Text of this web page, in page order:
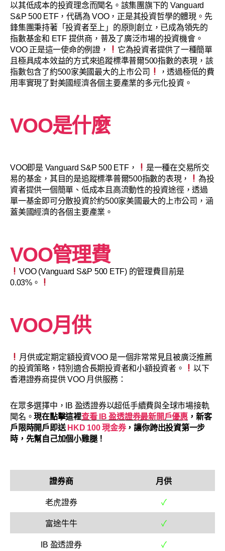
以其低成本的投資理念而聞名。該集團旗下的 Vanguard
S&P 500 ETF，代碼為 VOO，正是其投資哲學的體現。先
鋒集團秉持著「投資者至上」的原則創立，已成為領先的
指數基金和 ETF 提供商，普及了廣泛市場的投資機會。
VOO 正是這一使命的例證，
它為投資者提供了一種簡單
且極具成本效益的方式來追蹤標準普爾500指數的表現，該
指數包含了約500家美國最大的上市公司
，透過極低的費
用率實現了對美國經濟各個主要產業的多元化投資。
VOO是什麼
VOO即是 Vanguard S&P 500 ETF，
是一種在交易所交
易的基金，其目的是追蹤標準普爾500指數的表現，
為投
資者提供一個簡單、低成本且高流動性的投資途徑，透過
單一基金即可分散投資於約500家美國最大的上市公司，涵
蓋美國經濟的各個主要產業。
VOO管理費
VOO (Vanguard S&P 500 ETF) 的管理費目前是
0.03%。
VOO月供
月供或定期定額投資VOO 是一個非常常見且被廣泛推薦
的投資策略，特別適合長期投資者和小額投資者。
以下
香港證券商提供 VOO 月供服務：
在眾多選擇中，IB 盈透證券以超低手續費與全球市場接軌
聞名。現在點擊這裡查看 IB 盈透證券最新開戶優惠 ，新客
戶限時開戶即送 HKD 100 現金券，讓你跨出投資第一步
時，先幫自己加個小雞腿！
證券商 月供
老虎證券 ✓
富途牛牛 ✓
IB 盈透證券 ✓